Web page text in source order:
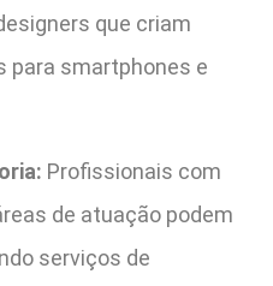
que criam
para smartphones e
Profissionais com
de atuação podem
serviços de